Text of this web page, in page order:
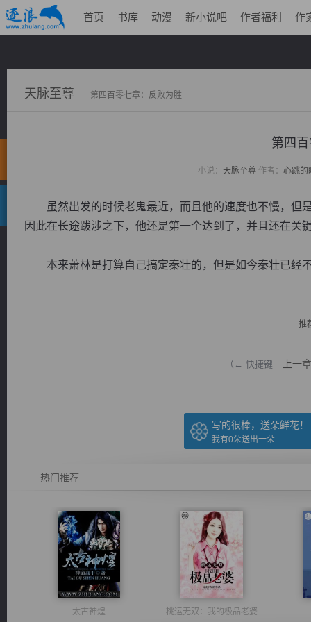
首页 书库 动漫 新小说吧 作者福利 作
天脉至尊 第四百零七章：反败为胜
第四
小说： 天脉至尊作者： 心跳的
虽然出发的时候老鬼最近，而且他的速度也不慢，但
因此在长途跋涉之下，他还是第一个达到了，并且还在关
本来萧林是打算自己搞定秦壮的，但是如今秦壮已经
推
（← 快捷键 上一章
写的很棒，送朵鲜花！
我有0朵送出一朵
热门推荐
太古神煌 桃运无双：我的极品老婆